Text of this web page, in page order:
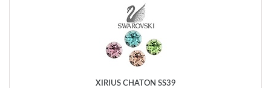
XIRIUS CHATON SS39